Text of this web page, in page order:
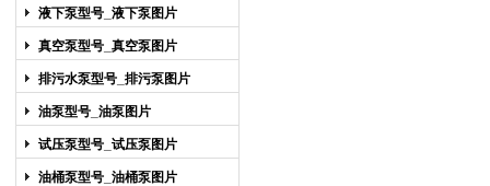
液下泵型号_液下泵图片
真空泵型号_真空泵图片
排污水泵型号_排污泵图片
油泵型号_油泵图片
试压泵型号_试压泵图片
油桶泵型号_油桶泵图片